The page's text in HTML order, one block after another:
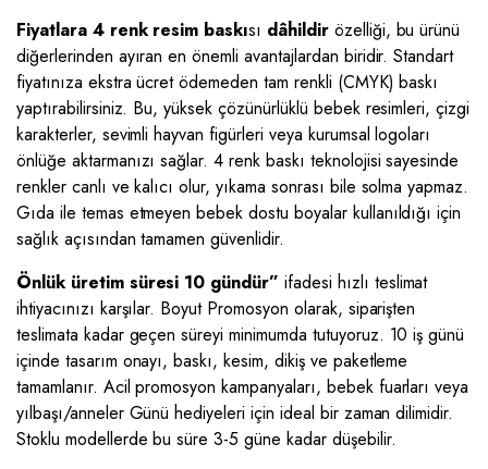
Fiyatlara 4 renk resim baskısı dâhildirözelliği, bu ürünü
diğerlerinden ayıran en önemli avantajlardan biridir. Standart
fiyatınıza ekstra ücret ödemeden tam renkli (CMYK) baskı
yaptırabilirsiniz. Bu, yüksek çözünürlüklü bebek resimleri, çizgi
karakterler, sevimli hayvan figürleri veya kurumsal logoları
önlüğe aktarmanızı sağlar. 4 renk baskı teknolojisi sayesinde
renkler canlı ve kalıcı olur, yıkama sonrası bile solma yapmaz.
Gıda ile temas etmeyen bebek dostu boyalar kullanıldığı için
sağlık açısından tamamen güvenlidir.
Önlük üretim süresi 10 gündür” ifadesi hızlı teslimat
ihtiyacınızı karşılar. Boyut Promosyon olarak, siparişten
teslimata kadar geçen süreyi minimumda tutuyoruz. 10 iş günü
içinde tasarım onayı, baskı, kesim, dikiş ve paketleme
tamamlanır. Acil promosyon kampanyaları, bebek fuarları veya
yılbaşı/anneler Günü hediyeleri için ideal bir zaman dilimidir.
Stoklu modellerde bu süre 3-5 güne kadar düşebilir.